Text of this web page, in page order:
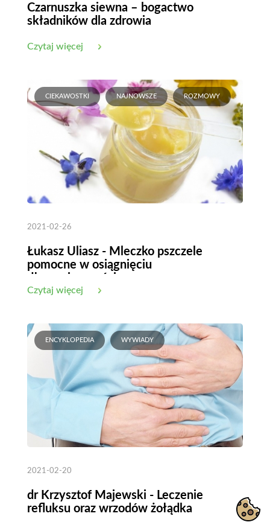
Czarnuszka siewna – bogactwo
składników dla zdrowia
Czytaj więcej
CIEKAWOSTKI NAJNOWSZE ROZMOWY
2021-02-26
Łukasz Uliasz - Mleczko pszczele
pomocne w osiągnięciu
Czytaj więcej
ENCYKLOPEDIA WYWIADY
2021-02-20
dr Krzysztof Majewski - Leczenie
refluksu oraz wrzodów żołądka